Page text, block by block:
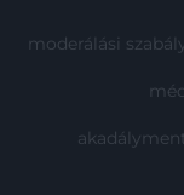
moderálási